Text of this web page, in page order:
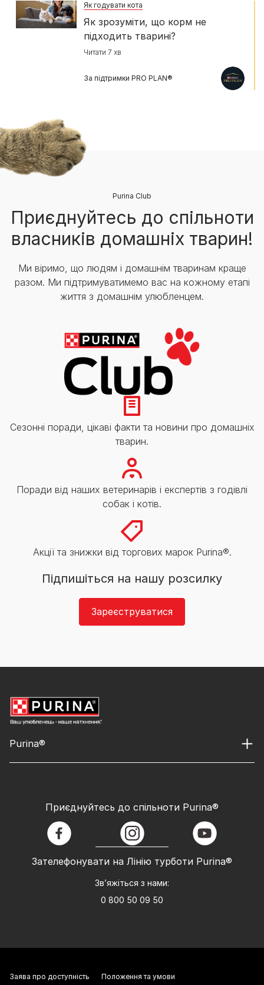
Як годувати кота
Як зрозуміти, що корм не
підходить тварині?
Читати 7 хв
За підтримки PRO PLAN®
Purina Club
Приєднуйтесь до спільноти
власників домашніх тварин!
Ми віримо, що людям і домашнім тваринам краще
разом. Ми підтримуватимемо вас на кожному етапі
життя з домашнім улюбленцем.
Сезонні поради, цікаві факти та новини про домашніх
тварин.
Поради від наших ветеринарів і експертів з годівлі
собак і котів.
Акції та знижки від торгових марок Purina®.
Підпишіться на нашу розсилку
Зареєструватися
Purina®
Зателефонувати на Лінію турботи Purina®
Зв’яжіться з нами:
0 800 50 09 50
Приєднуйтесь до спільноти Purina®
facebook instagram youtube
Заява про доступність Положення та умови